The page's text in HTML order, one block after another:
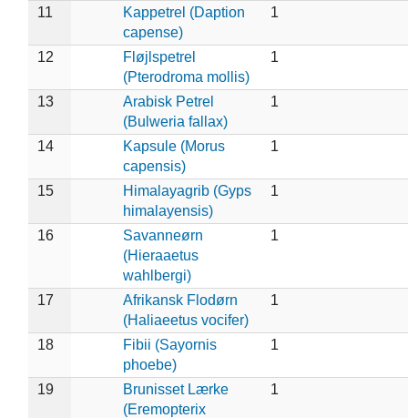
11
Kappetrel (Daption
capense)
1
12
Fløjlspetrel
(Pterodroma mollis)
1
13
Arabisk Petrel
(Bulweria fallax)
1
14
Kapsule (Morus
capensis)
1
15
Himalayagrib (Gyps
himalayensis)
1
16
Savanneørn
(Hieraaetus
wahlbergi)
1
17
Afrikansk Flodørn
(Haliaeetus vocifer)
1
18
Fibii (Sayornis
phoebe)
1
19
Brunisset Lærke
(Eremopterix
1